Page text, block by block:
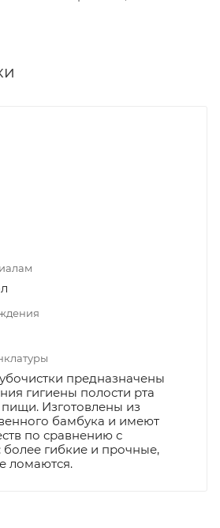
предназначены
гигиены полости рта
Изготовлены из
бамбука и имеют
по сравнению с
гибкие и прочные,
ломаются.